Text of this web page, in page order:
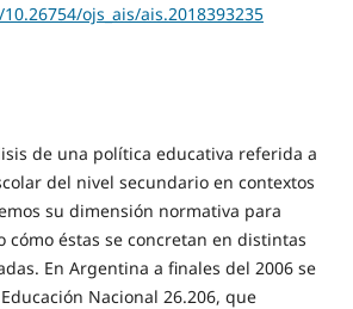
ojs_ais/ais.2018393235
de una política educativa referida a
del nivel secundario en contextos
su dimensión normativa para
cómo éstas se concretan en distintas
En Argentina a finales del 2006 se
Nacional 26.206, que